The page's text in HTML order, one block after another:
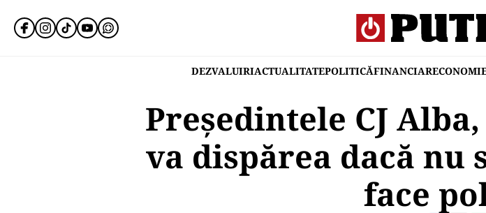
DEZVALUIRIACTUALITATEPOLITICĂFINANCIAR
Președintele CJ
va dispărea dacă nu
face